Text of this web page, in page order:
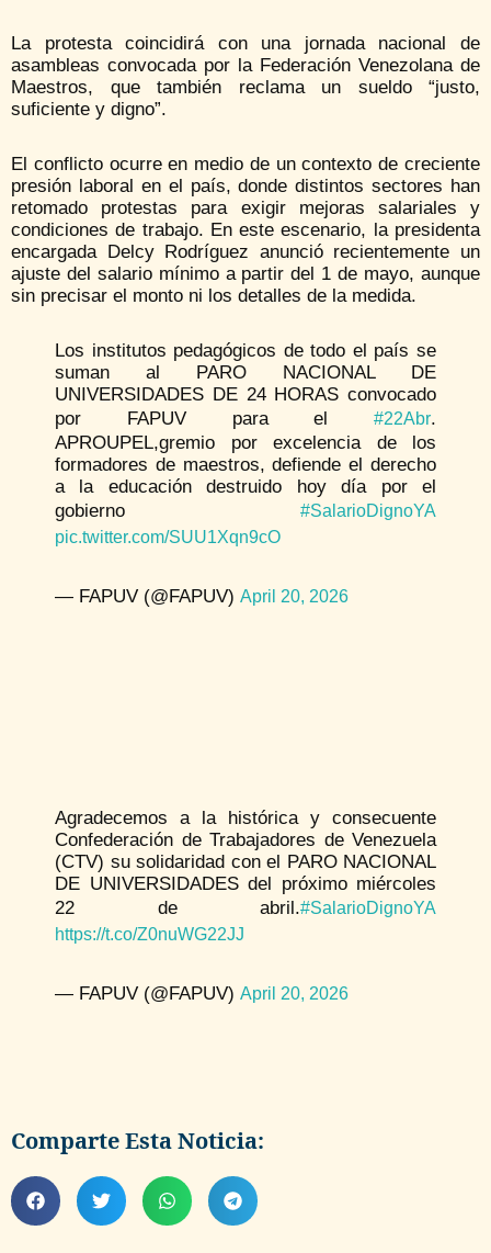
La protesta coincidirá con una jornada nacional de
asambleas convocada por la Federación Venezolana de
Maestros, que también reclama un sueldo “justo,
suficiente y digno”.
El conflicto ocurre en medio de un contexto de creciente
presión laboral en el país, donde distintos sectores han
retomado protestas para exigir mejoras salariales y
condiciones de trabajo. En este escenario, la presidenta
encargada Delcy Rodríguez anunció recientemente un
ajuste del salario mínimo a partir del 1 de mayo, aunque
sin precisar el monto ni los detalles de la medida.
Los institutos pedagógicos de todo el país se
suman al PARO NACIONAL DE
UNIVERSIDADES DE 24 HORAS convocado
por FAPUV para el #22Abr.
APROUPEL,gremio por excelencia de los
formadores de maestros, defiende el derecho
a la educación destruido hoy día por el
gobierno #SalarioDignoYA
pic.twitter.com/SUU1Xqn9cO
— FAPUV (@FAPUV) April 20, 2026
Agradecemos a la histórica y consecuente
Confederación de Trabajadores de Venezuela
(CTV) su solidaridad con el PARO NACIONAL
DE UNIVERSIDADES del próximo miércoles
22 de abril.#SalarioDignoYA
https://t.co/Z0nuWG22JJ
— FAPUV (@FAPUV) April 20, 2026
Comparte Esta Noticia: